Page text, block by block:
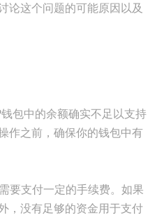
论这个问题的可能原因以及
包中的余额确实不足以支持
作之前，确保你的钱包中有
要支付一定的手续费。如果
，没有足够的资金用于支付